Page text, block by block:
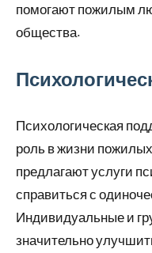
помогают пожилым
общества.
Психологическая
роль в жизни
предлагают услуги
справиться с
Индивидуальные и
значительно